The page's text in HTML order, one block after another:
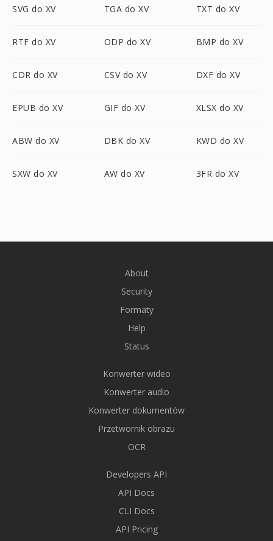
SVG do XV TGA do XV TXT do XV
RTF do XV ODP do XV BMP do XV
CDR do XV CSV do XV DXF do XV
EPUB do XV GIF do XV XLSX do XV
ABW do XV DBK do XV KWD do XV
SXW do XV AW do XV 3FR do XV
About
Security
Formaty
Help
Status
Konwerter wideo
Konwerter audio
Konwerter dokumentów
Przetwornik obrazu
OCR
Developers API
API Docs
CLI Docs
API Pricing